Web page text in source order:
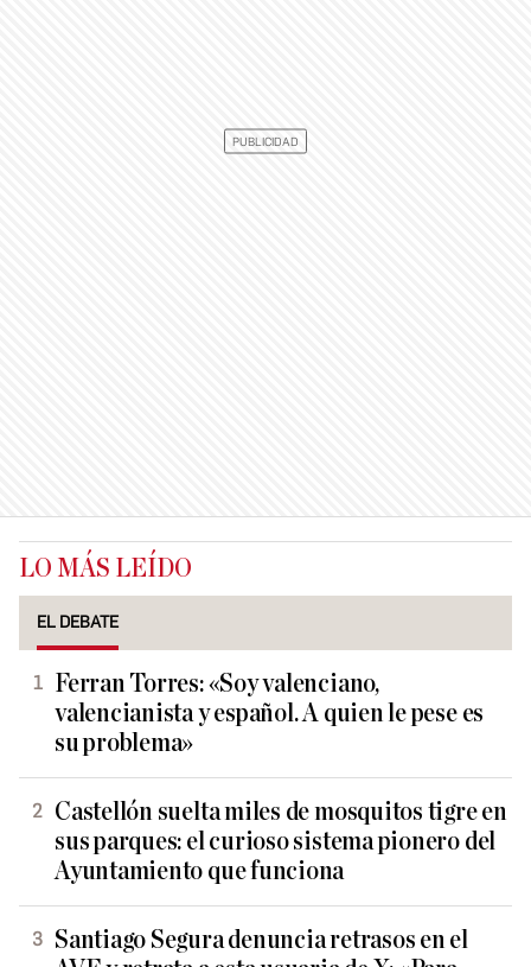
LO MÁS LEÍDO
EL DEBATE
Ferran Torres: «Soy valenciano,
valencianista y español. A quien le pese es
su problema»
Castellón suelta miles de mosquitos tigre en
sus parques: el curioso sistema pionero del
Ayuntamiento que funciona
Santiago Segura denuncia retrasos en el